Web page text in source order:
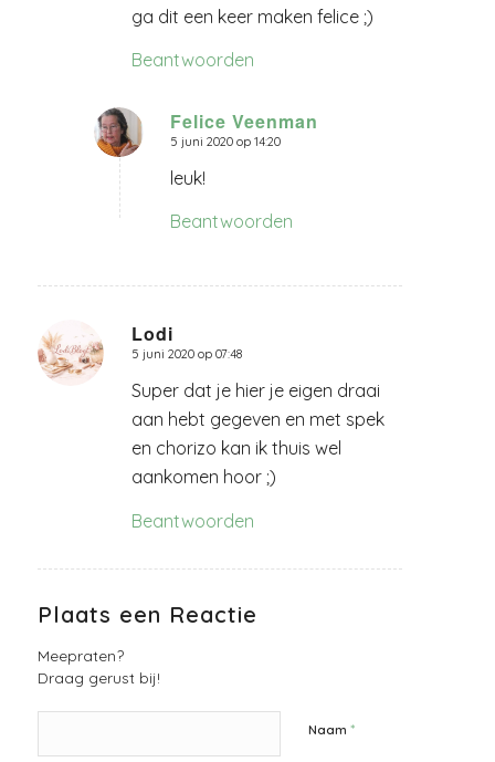
ga dit een keer maken felice ;)
Beantwoorden
Felice Veenman
zegt:
5 juni 2020 op 14:20
leuk!
Beantwoorden
Lodi
zegt:
5 juni 2020 op 07:48
Super dat je hier je eigen draai
aan hebt gegeven en met spek
en chorizo kan ik thuis wel
aankomen hoor ;)
Beantwoorden
Plaats een Reactie
Meepraten?
Draag gerust bij!
Naam *